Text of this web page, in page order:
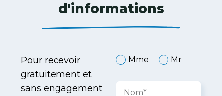
d'informations
Pour recevoir
gratuitement et
sans engagement
Mme Mr